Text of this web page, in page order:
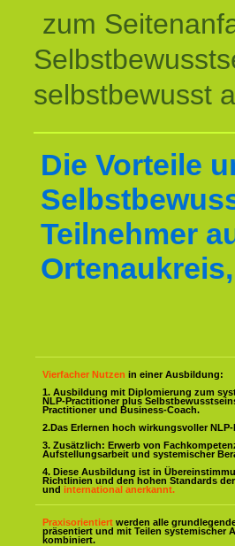
zum
selbstbewusst
Die Vorteile
Teilnehmer
Vierfacher Nutzen in einer Ausbildung:
1. Ausbildung mit Diplomierung zum
NLP-Practitioner plus
Practitioner und Business-Coach.
2.Das Erlernen hoch wirkungsvoller
3. Zusätzlich: Erwerb von
Aufstellungsarbeit und systemischer
4. Diese Ausbildung ist in
Richtlinien und den hohen Standards der
und international anerkannt.
Praxisorientiert werden alle
präsentiert und mit Teilen systemischer
kombiniert.